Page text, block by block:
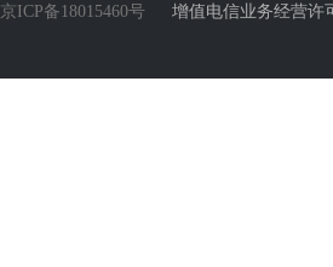
京ICP备18015460号 增值电信业务经营许